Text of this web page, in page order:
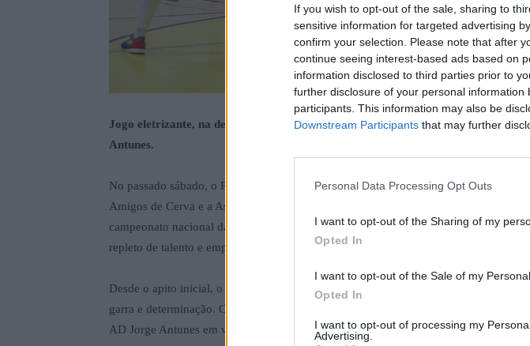
If you wish to opt-out of the sale, sharing to
sensitive information for targeted advertising
confirm your selection. Please note that after
continue seeing interest-based ads based on
information disclosed to third parties prior to
further disclosure of your personal information
participants. This information may also be
Downstream Participants that may further
Personal Data Processing Opt Outs
I want to opt-out of the Sharing of my
Opted In
I want to opt-out of the Sale of my Personal
Opted In
I want to opt-out of processing my
Advertising.
Jogo eletrizante, na derrota dos Amigos de Cerva, por 5-2, diante da turma
Antunes.
No passado sábado, o Pavilhão Gimnodesportivo de Cerva foi o palco de um
Amigos de Cerva e a Associação Desportiva Jorge Antunes, a contar para a 1ª
campeonato nacional da segunda divisão de futsal. A expectativa era alta, com o
repleto de talento e empenho.
Desde o apito inicial, o jogo revelou-se intenso e disputado, com ambas as equipas a
garra e determinação. O primeiro golo da partida surgiu pelos pés de José Lima, aos
AD Jorge Antunes em vantagem com 0-1. O mesmo jogador voltou a marcar, 12